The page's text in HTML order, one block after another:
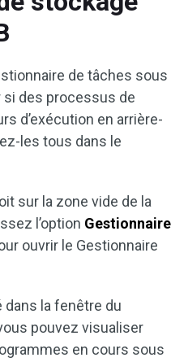
de tâches sous
des processus de
d’exécution en arrière-
les tous dans le
sur la zone vide de la
l’option Gestionnaire
ouvrir le Gestionnaire
dans la fenêtre du
pouvez visualiser
en cours sous